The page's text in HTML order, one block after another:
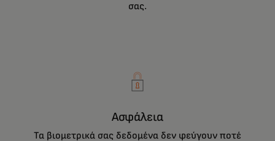
σας.
Ασφάλεια
Τα βιομετρικά σας δεδομένα δεν φεύγουν ποτέ